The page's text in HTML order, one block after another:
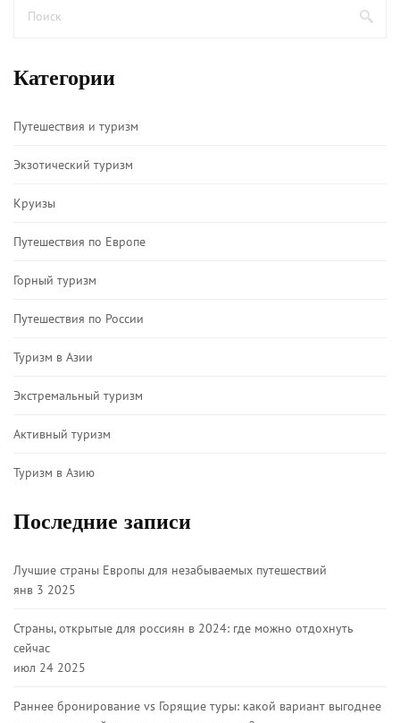
Категории
Путешествия и туризм
Экзотический туризм
Круизы
Путешествия по Европе
Горный туризм
Путешествия по России
Туризм в Азии
Экстремальный туризм
Активный туризм
Туризм в Азию
Последние записи
Лучшие страны Европы для незабываемых путешествий
янв 3 2025
Страны, открытые для россиян в 2024: где можно отдохнуть
сейчас
июл 24 2025
Раннее бронирование vs Горящие туры: какой вариант выгоднее